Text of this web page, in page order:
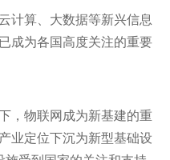
计算、大数据等新兴信息
成为各国高度关注的重要
，物联网成为新基建的重
业定位下沉为新型基础设